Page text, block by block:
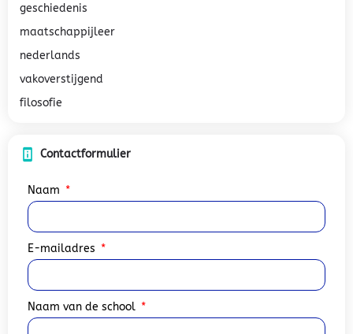
geschiedenis
maatschappijleer
nederlands
vakoverstijgend
filosofie
Contactformulier
Naam
E-mailadres
Naam van de school